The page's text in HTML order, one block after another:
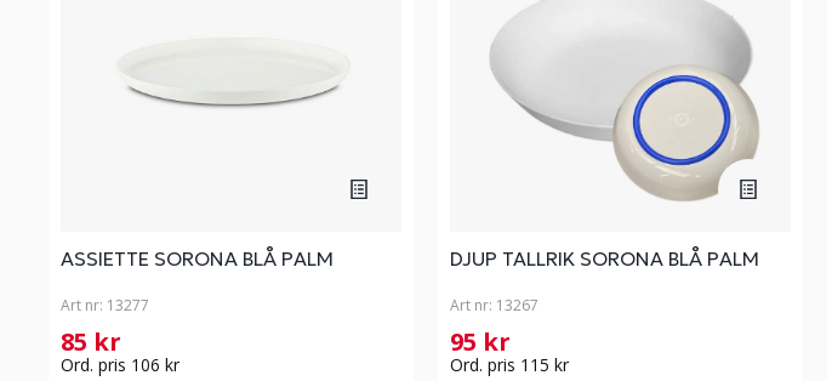
ASSIETTE SORONA BLÅ PALM
Art nr: 13277
85 kr
Ord. pris 106 kr
DJUP TALLRIK SORONA BLÅ PALM
Art nr: 13267
95 kr
Ord. pris 115 kr